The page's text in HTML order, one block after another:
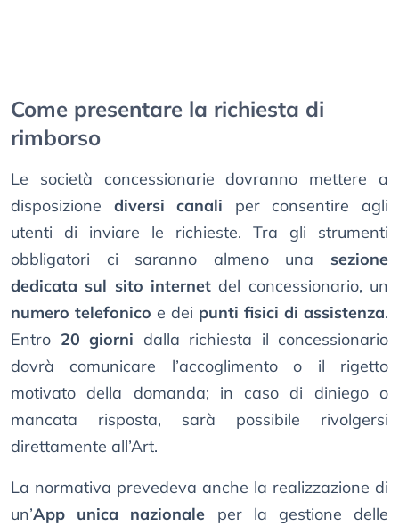
Come presentare la richiesta di
rimborso
Le società concessionarie dovranno mettere a
disposizione diversi canali per consentire agli
utenti di inviare le richieste. Tra gli strumenti
obbligatori ci saranno almeno una sezione
dedicata sul sito internet del concessionario, un
numero telefonico e dei punti fisici di assistenza.
Entro 20 giorni dalla richiesta il concessionario
dovrà comunicare l’accoglimento o il rigetto
motivato della domanda; in caso di diniego o
mancata risposta, sarà possibile rivolgersi
direttamente all’Art.
La normativa prevedeva anche la realizzazione di
un’App unica nazionale per la gestione delle